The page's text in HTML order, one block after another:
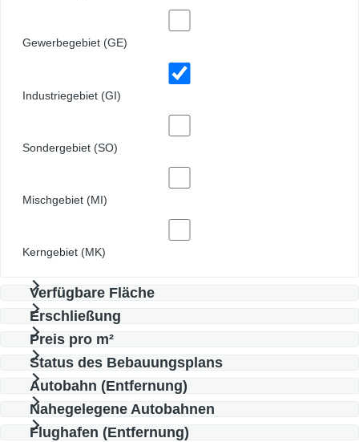
Gewerbegebiet (GE)
Industriegebiet (GI)
Sondergebiet (SO)
Mischgebiet (MI)
Kerngebiet (MK)
Verfügbare Fläche
Erschließung
Preis pro m²
Status des Bebauungsplans
Autobahn (Entfernung)
Nahegelegene Autobahnen
Flughafen (Entfernung)